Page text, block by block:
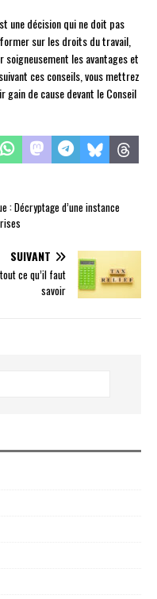
une décision qui ne doit pas
sur les droits du travail,
les avantages et
ces conseils, vous mettrez
de cause devant le Conseil
: Décryptage d’une instance
SUIVANT
ce qu’il faut
savoir